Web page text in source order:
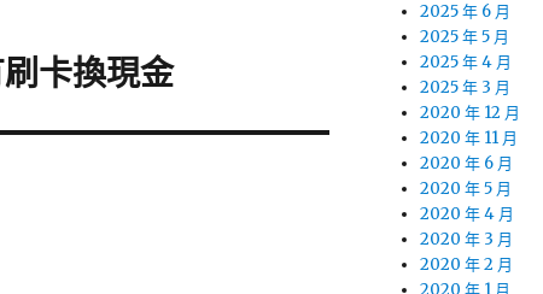
卡換現金
2025 年 6 月
2025 年 5 月
2025 年 4 月
2025 年 3 月
2020 年 12 月
2020 年 11 月
2020 年 6 月
2020 年 5 月
2020 年 4 月
2020 年 3 月
2020 年 2 月
2020 年 1 月